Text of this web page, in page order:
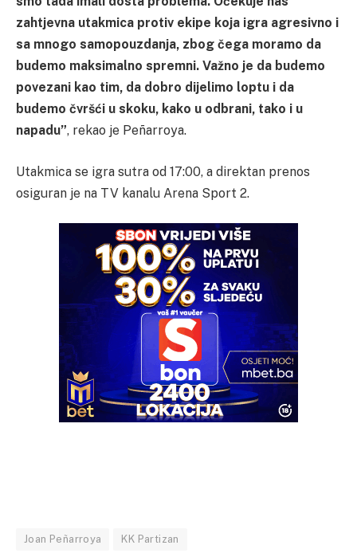
zahtjevna utakmica protiv ekipe koja igra agresivno i
sa mnogo samopouzdanja, zbog čega moramo da
budemo maksimalno spremni. Važno je da budemo
povezani kao tim, da dobro dijelimo loptu i da
budemo čvršći u skoku, kako u odbrani, tako i u
napadu”, rekao je Peñarroya.
Utakmica se igra sutra od 17:00, a direktan prenos
osiguran je na TV kanalu Arena Sport 2.
Joan Peñarroya KK Partizan